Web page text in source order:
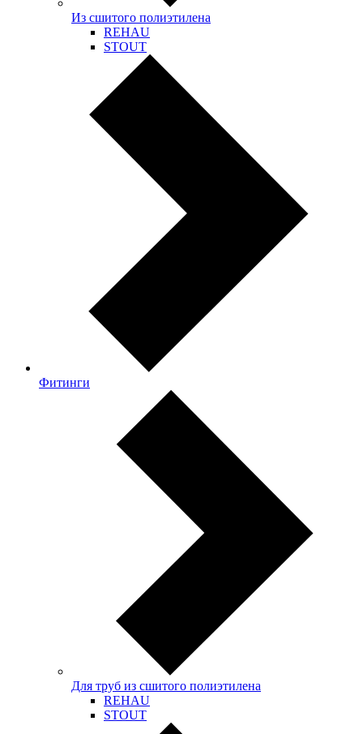
Из сшитого полиэтилена
REHAU
STOUT
Фитинги
Для труб из сшитого полиэтилена
REHAU
STOUT